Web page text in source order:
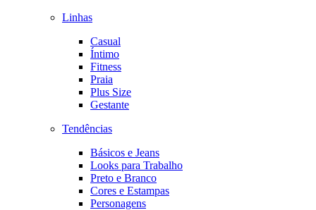
Linhas
Casual
Íntimo
Fitness
Praia
Plus Size
Gestante
Tendências
Básicos e Jeans
Looks para Trabalho
Preto e Branco
Cores e Estampas
Personagens